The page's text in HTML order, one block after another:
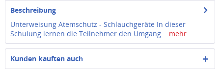
Beschreibung
Unterweisung Atemschutz - Schlauchgeräte In dieser
Schulung lernen die Teilnehmer den Umgang... mehr
Kunden kauften auch